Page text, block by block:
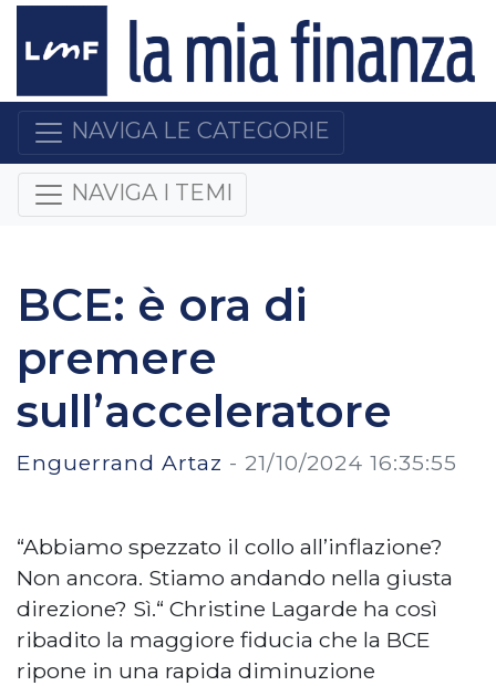
NAVIGA LE CATEGORIE
NAVIGA I TEMI
BCE: è ora di
premere
sull’acceleratore
Enguerrand Artaz - 21/10/2024 16:35:55
“Abbiamo spezzato il collo all’inflazione?
Non ancora. Stiamo andando nella giusta
direzione? Sì.“ Christine Lagarde ha così
ribadito la maggiore fiducia che la BCE
ripone in una rapida diminuzione